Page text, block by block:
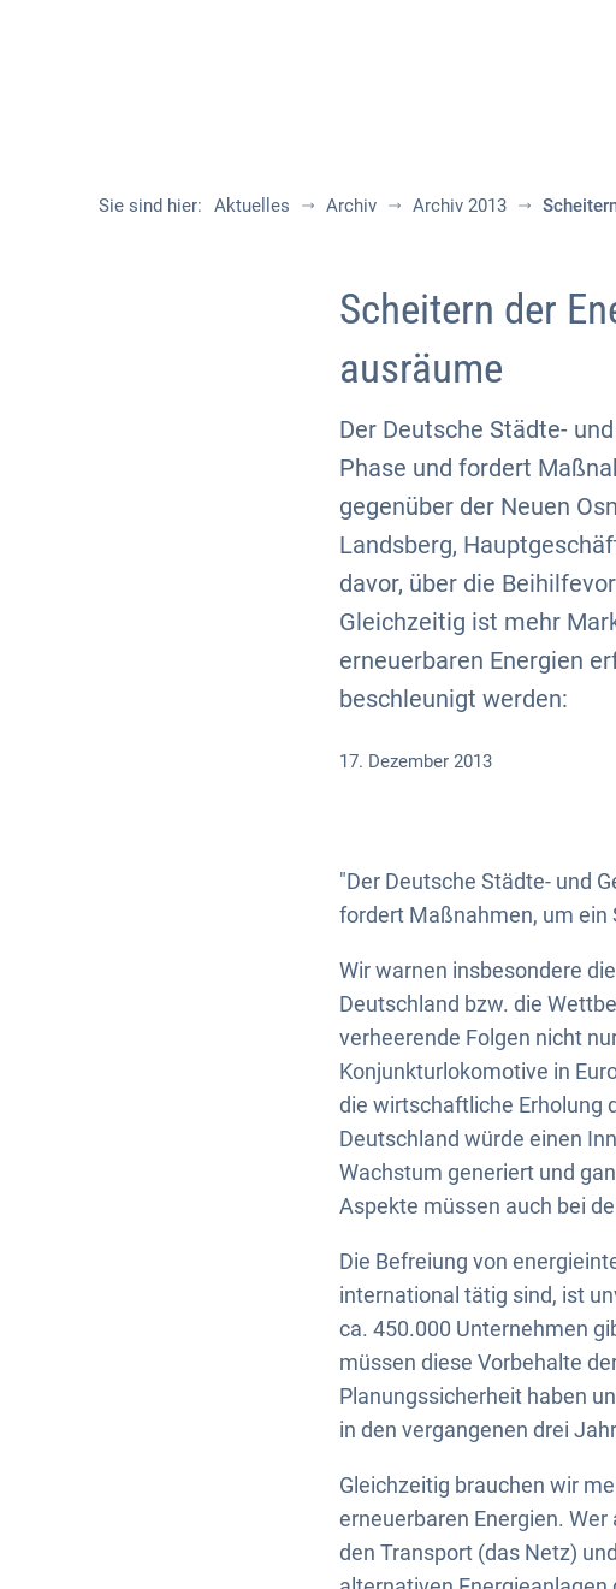
Sie sind hier: Aktuelles Archiv Archiv 2013
Scheitern der
ausräume
Der Deutsche Städte-
Phase und fordert
gegenüber der Neuen
Landsberg,
davor, über die
Gleichzeitig ist mehr
erneuerbaren Energien
beschleunigt werden:
17. Dezember 2013
"Der Deutsche Städte- und
fordert Maßnahmen, um ein
Wir warnen insbesondere
Deutschland bzw. die
verheerende Folgen nicht
Konjunkturlokomotive in
die wirtschaftliche Erholung
Deutschland würde einen
Wachstum generiert und
Aspekte müssen auch bei
Die Befreiung von
international tätig sind, ist
ca. 450.000 Unternehmen
müssen diese Vorbehalte
Planungssicherheit haben
in den vergangenen drei
Gleichzeitig brauchen wir
erneuerbaren Energien.
den Transport (das Netz)